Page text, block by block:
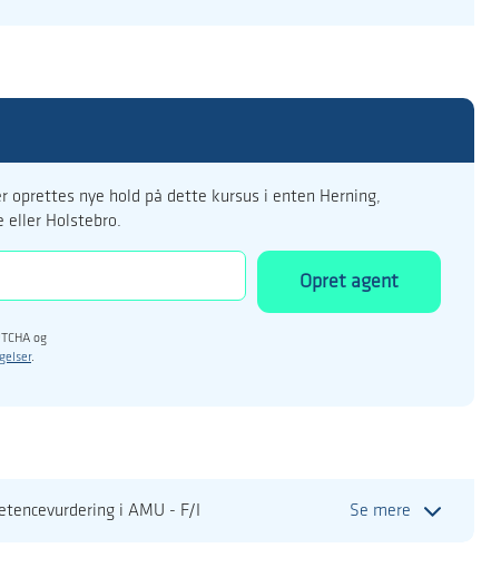
oprettes nye hold på dette kursus i enten Herning,
eller Holstebro.
Opret agent
og
.
i AMU - F/I Se mere